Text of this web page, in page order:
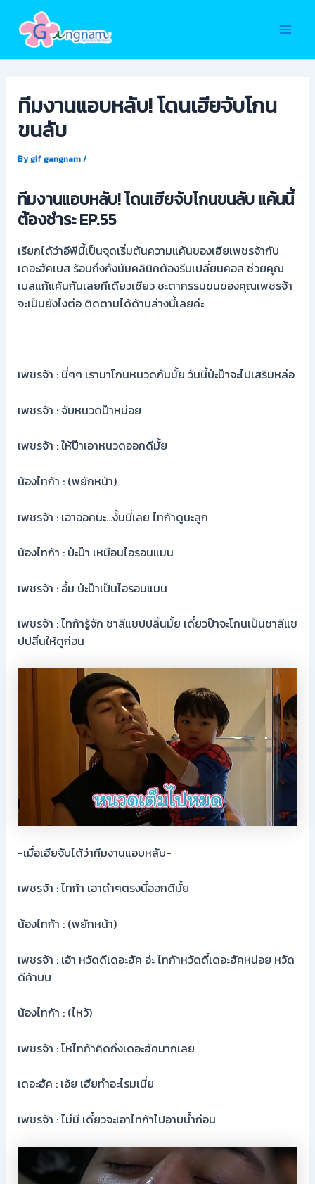
content
ทีมงานแอบหลับ! โดนเฮียจับโกน
ขนลับ
Bygif gangnam/
ทีมงานแอบหลับ! โดนเฮียจับโกนขนลับ แค้นนี้
ต้องชำระ EP.55
เรียกได้ว่าอีพีนี้เป็นจุดเริ่มต้นความแค้นของเฮียเพชรจ้ากับ
เดอะฮัคเบส ร้อนถึงกังนัมคลินิกต้องรีบเปลี่ยนคอส ช่วยคุณ
เบสแก้แค้นกันเลยทีเดียวเชียว ชะตากรรมขนของคุณเพชรจ้า
จะเป็นยังไงต่อ ติดตามได้ด้านล่างนี้เลยค่ะ
เพชรจ้า : นี่ๆๆ เรามาโกนหนวดกันมั้ย วันนี้ป่ะป๊าจะไปเสริมหล่อ
เพชรจ้า : จับหนวดป๊าหน่อย
เพชรจ้า : ให้ป๊าเอาหนวดออกดีมั้ย
น้องไทก้า : (พยักหน้า)
เพชรจ้า : เอาออกนะ…งั้นนี่เลย ไทก้าดูนะลูก
น้องไทก้า : ป่ะป๊า เหมือนไอรอนแมน
เพชรจ้า : อื้ม ป่ะป๊าเป็นไอรอนแมน
เพชรจ้า : ไทก้ารู้จัก ชาลีแชปปลิ้นมั้ย เดี๋ยวป๊าจะโกนเป็นชาลีแช
ปปลิ้นให้ดูก่อน
-เมื่อเฮียจับได้ว่าทีมงานแอบหลับ-
เพชรจ้า : ไทก้า เอาดำๆตรงนี้ออกดีมั้ย
น้องไทก้า : (พยักหน้า)
เพชรจ้า : เอ้า หวัดดีเดอะฮัค อ่ะ ไทก้าหวัดดี้เดอะฮัคหน่อย หวัด
ดีค้าบบ
น้องไทก้า : (ไหว้)
เพชรจ้า : โหไทก้าคิดถึงเดอะฮัคมากเลย
เดอะฮัค : เอ้ย เฮียทำอะไรมเนี่ย
เพชรจ้า : ไม่มี เดี๋ยวจะเอาไทก้าไปอาบน้ำก่อน